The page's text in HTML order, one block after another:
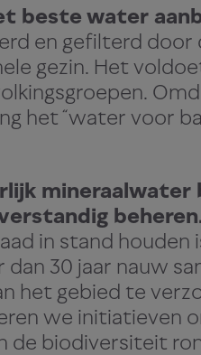
type
wordt.
resten
Daarna
flessen
beste water
en gefilterd
gezin. Het
het “water voor
in stand
dan 30 jaar nauw
het gebied te
we initiatieven
de biodiversiteit